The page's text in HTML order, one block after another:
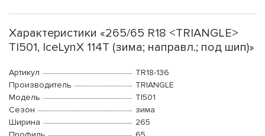
Характеристики «265/65 R18 <TRIANGLE>
TI501, IceLynX 114T (зима; направл.; под шип)»
Артикул
TR18-136
Производитель
TRIANGLE
Модель
TI501
Сезон
зима
Ширина
265